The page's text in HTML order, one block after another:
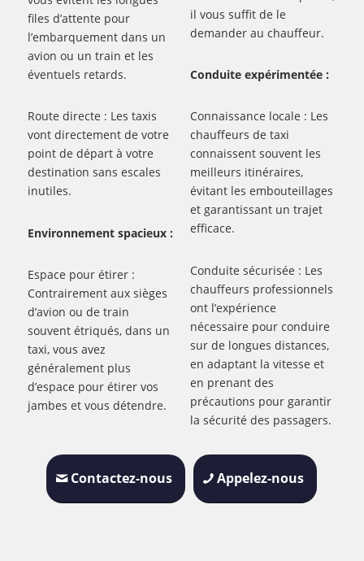
files d’attente pour
l’embarquement dans un
avion ou un train et les
éventuels retards.
Route directe : Les taxis
vont directement de votre
point de départ à votre
destination sans escales
inutiles.
Environnement spacieux :
Espace pour étirer :
Contrairement aux sièges
d’avion ou de train
souvent étriqués, dans un
taxi, vous avez
généralement plus
d’espace pour étirer vos
jambes et vous détendre.
il vous suffit de le
demander au chauffeur.
Conduite expérimentée :
Connaissance locale : Les
chauffeurs de taxi
connaissent souvent les
meilleurs itinéraires,
évitant les embouteillages
et garantissant un trajet
efficace.
Conduite sécurisée : Les
chauffeurs professionnels
ont l’expérience
nécessaire pour conduire
sur de longues distances,
en adaptant la vitesse et
en prenant des
précautions pour garantir
la sécurité des passagers.
Contactez-nous Appelez-nous